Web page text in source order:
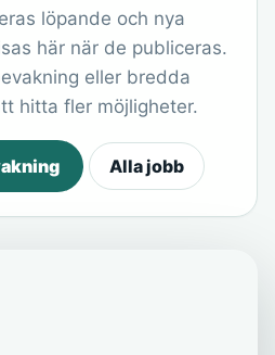
löpande och nya
här när de publiceras.
eller bredda
hitta fler möjligheter.
Alla jobb